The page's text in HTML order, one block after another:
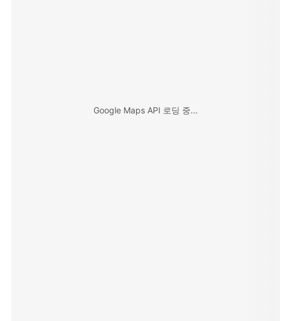
Google Maps API 로딩 중...